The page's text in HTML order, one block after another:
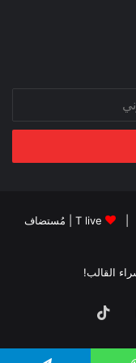
T live | مُستضاف
القالب!